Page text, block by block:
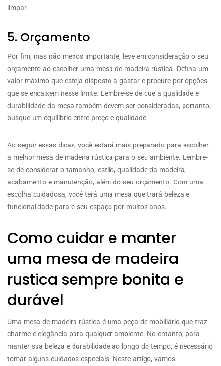
limpar.
5. Orçamento
Por fim, mas não menos importante, leve em consideração o seu
orçamento ao escolher uma mesa de madeira rústica. Defina um
valor máximo que esteja disposto a gastar e procure por opções
que se encaixem nesse limite. Lembre-se de que a qualidade e
durabilidade da mesa também devem ser consideradas, portanto,
busque um equilíbrio entre preço e qualidade.
Ao seguir essas dicas, você estará mais preparado para escolher
a melhor mesa de madeira rústica para o seu ambiente. Lembre-
se de considerar o tamanho, estilo, qualidade da madeira,
acabamento e manutenção, além do seu orçamento. Com uma
escolha cuidadosa, você terá uma mesa que trará beleza e
funcionalidade para o seu espaço por muitos anos.
Como cuidar e manter
uma mesa de madeira
rustica sempre bonita e
durável
Uma mesa de madeira rústica é uma peça de mobiliário que traz
charme e elegância para qualquer ambiente. No entanto, para
manter sua beleza e durabilidade ao longo do tempo, é necessário
tomar alguns cuidados especiais. Neste artigo, vamos